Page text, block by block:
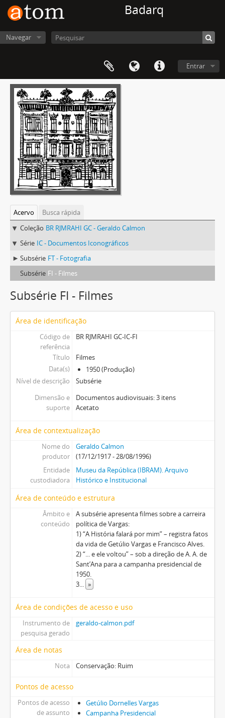
Badarq
Navegar
Entrar
Acervo
Busca rápida
Coleção BR RJMRAHI GC - Geraldo Calmon
Série IC - Documentos Iconográficos
Subsérie FT - Fotografia
Subsérie FI - Filmes
Subsérie FI - Filmes
Área de identificação
Código de
referência
BR RJMRAHI GC-IC-FI
Título
Filmes
Data(s)
1950 (Produção)
Nível de descrição
Subsérie
Dimensão e
suporte
Documentos audiovisuais: 3 itens
Acetato
Área de contextualização
Nome do
produtor
Geraldo Calmon
(17/12/1917 - 28/08/1996)
Entidade
custodiadora
Museu da República (IBRAM). Arquivo
Histórico e Institucional
Área de conteúdo e estrutura
Âmbito e
conteúdo
A subsérie apresenta filmes sobre a carreira
política de Vargas:
1) “A História falará por mim” – registra fatos
da vida de Getúlio Vargas e Francisco Alves.
2) “... e ele voltou” – sob a direção de A. A. de
Sant’Ana para a campanha presidencial de
1950.
3... »
Área de condições de acesso e uso
Instrumento de
pesquisa gerado
geraldo-calmon.pdf
Área de notas
Nota Conservação: Ruim
Pontos de acesso
Pontos de acesso
de assunto
Getúlio Dornelles Vargas
Campanha Presidencial